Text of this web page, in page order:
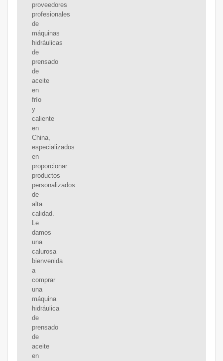
proveedores
profesionales
de
máquinas
hidráulicas
de
prensado
de
aceite
en
frío
y
caliente
en
China,
especializados
en
proporcionar
productos
personalizados
de
alta
calidad.
Le
damos
una
calurosa
bienvenida
a
comprar
una
máquina
hidráulica
de
prensado
de
aceite
en